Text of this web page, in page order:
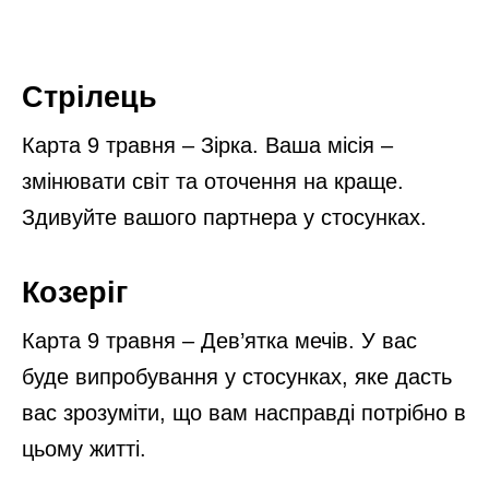
Стрілець
Карта 9 травня – Зірка. Ваша місія –
змінювати світ та оточення на краще.
Здивуйте вашого партнера у стосунках.
Козеріг
Карта 9 травня – Дев’ятка мечів. У вас
буде випробування у стосунках, яке дасть
вас зрозуміти, що вам насправді потрібно в
цьому житті.